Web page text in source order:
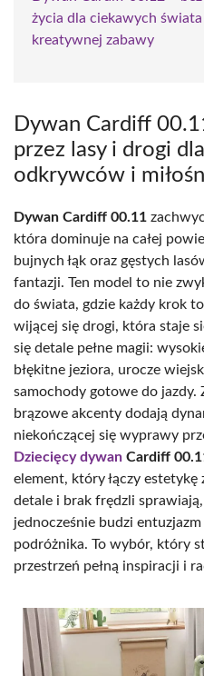
życia dla ciekawych
kreatywnej zabawy
Dywan Cardiff
przez lasy i drogi
odkrywców i
Dywan Cardiff 00.11
która dominuje na całej
bujnych łąk oraz gęstych
fantazji. Ten model to nie
do świata, gdzie każdy krok
wijącej się drogi, która staje
się detale pełne magii:
błękitne jeziora, urocze
samochody gotowe do jazdy.
brązowe akcenty dodają
niekończącej się wyprawy
Dziecięcy dywan Cardiff
element, który łączy
detale i brak frędzli
jednocześnie budzi entuzjazm
podróżnika. To wybór, który
przestrzeń pełną inspiracji i